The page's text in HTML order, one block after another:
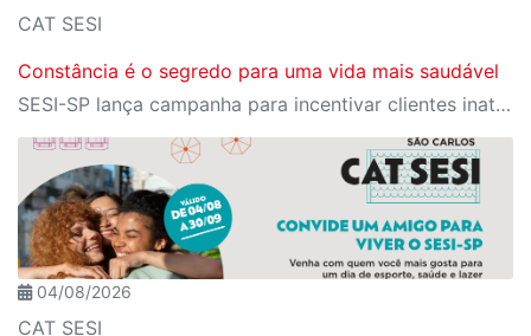
CAT SESI
Constância é o segredo para uma vida mais saudável
SESI-SP lança campanha para incentivar clientes inativos a retomarem a prática de atividades físicas, esporte e lazer com benefícios exclusivos
04/08/2026
CAT SESI